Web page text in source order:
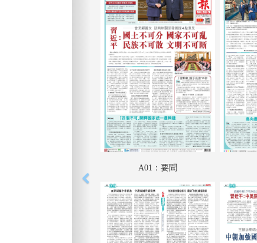
A01：要聞